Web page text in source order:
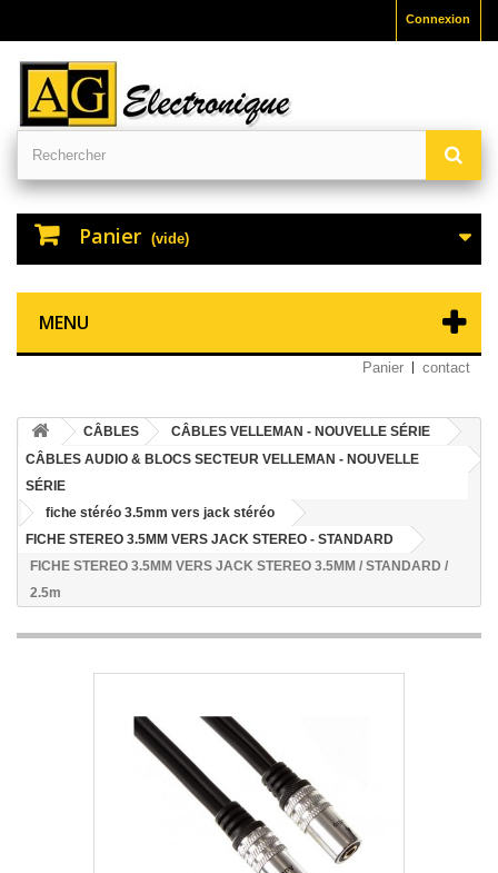
Connexion
Panier (vide)
MENU
Panier contact
CÂBLES
CÂBLES VELLEMAN - NOUVELLE SÉRIE
CÂBLES AUDIO & BLOCS SECTEUR VELLEMAN - NOUVELLE
SÉRIE
fiche stéréo 3.5mm vers jack stéréo
FICHE STEREO 3.5MM VERS JACK STEREO - STANDARD
FICHE STEREO 3.5MM VERS JACK STEREO 3.5MM / STANDARD /
2.5m